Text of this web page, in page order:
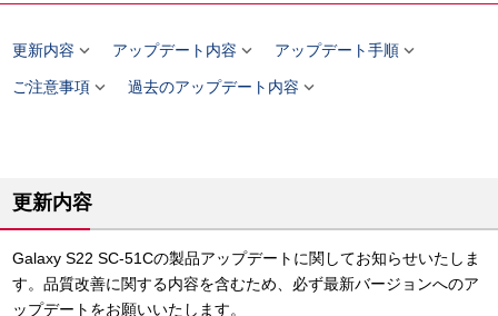
更新内容  アップデート内容  アップデート手順
ご注意事項 過去のアップデート内容 
更新内容
Galaxy S22 SC-51Cの製品アップデートに関してお知らせいたしま
す。品質改善に関する内容を含むため、必ず最新バージョンへのア
ップデートをお願いいたします。